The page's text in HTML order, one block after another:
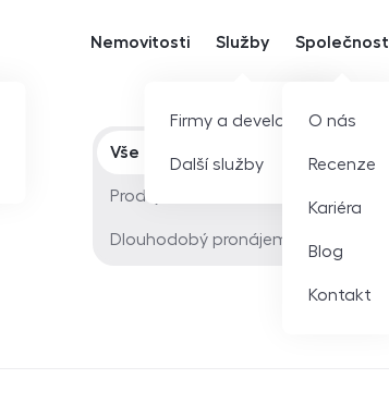
Nemovitosti Služby
Firmy a developeři
Další služby
Společnost
O nás
Recenze
Kariéra
Blog
Kontakt
Typ nabídky
Vše
Prodej
Dlouhodobý pronájem